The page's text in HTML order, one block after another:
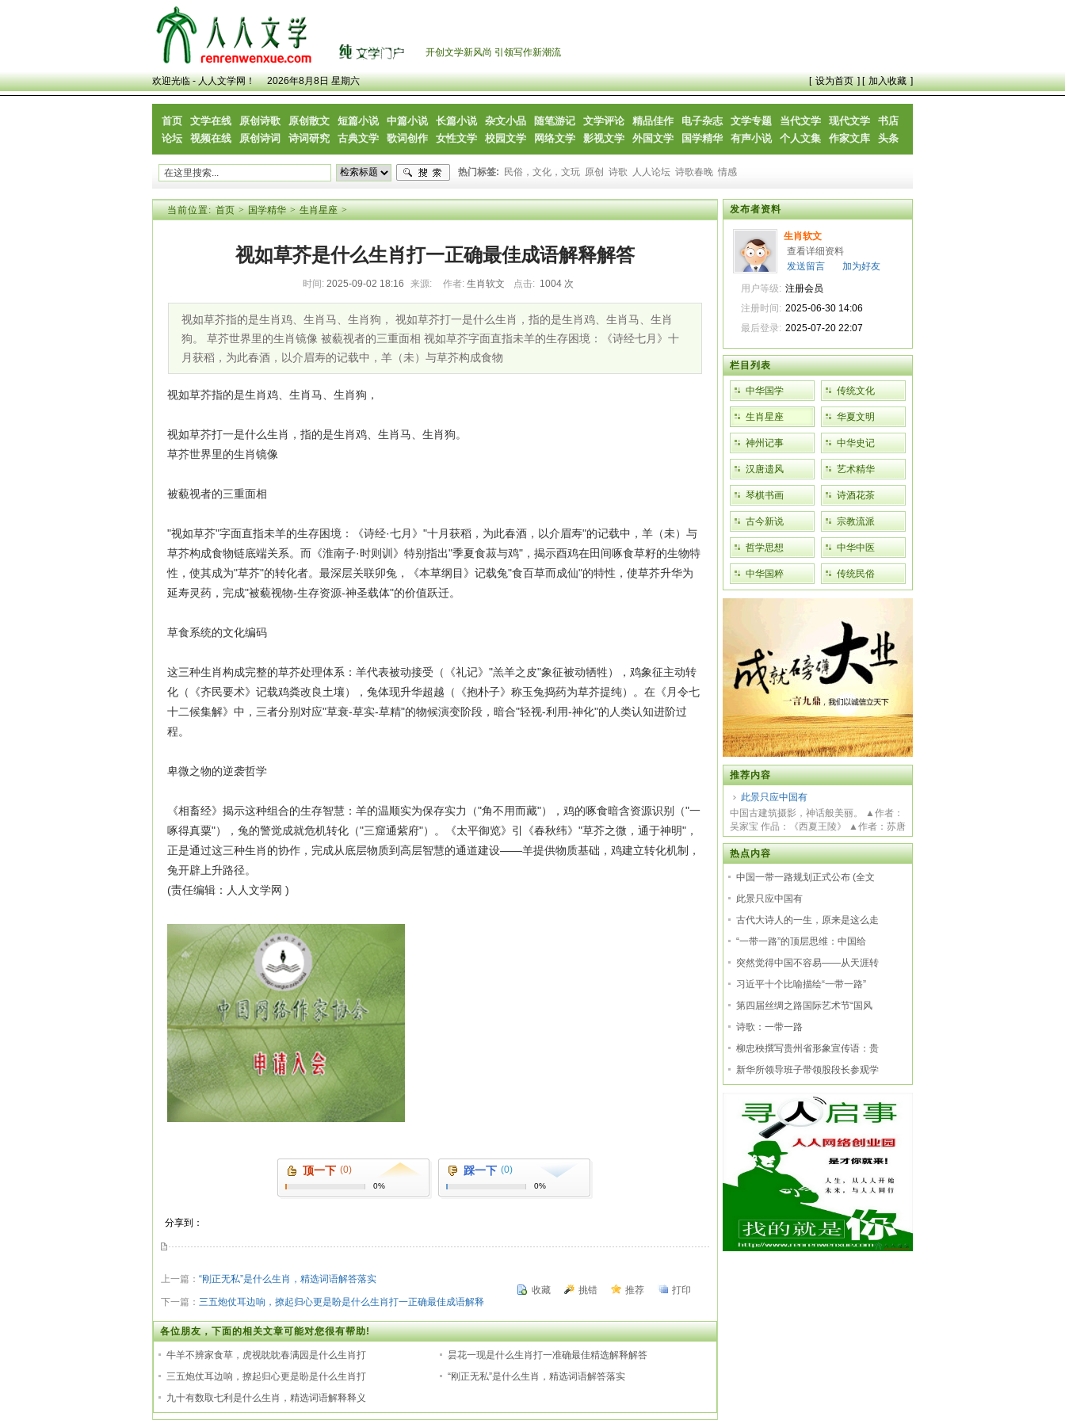
开创文学新风尚 引领写作新潮流
欢迎光临 - 人人文学网！ 2026年8月8日 星期六 [ 设为首页 ] [ 加入收藏 ]
首页 文学在线 原创诗歌 原创散文 短篇小说 中篇小说 长篇小说 杂文小品 随笔游记 文学评论 精品佳作 电子杂志 文学专题 当代文学 现代文学
书店
论坛
视频在线 原创诗词 诗词研究 古典文学 歌词创作 女性文学 校园文学 网络文学 影视文学 外国文学 国学精华 有声小说 个人文集 作家文库 头条
热门标签: 民俗，文化，文玩 原创 诗歌 人人论坛 诗歌春晚 情感
当前位置: 首页>国学精华>生肖星座>
视如草芥是什么生肖打一正确最佳成语解释解答
时间: 2025-09-02 18:16 来源: 作者: 生肖软文 点击: 1004 次
视如草芥指的是生肖鸡、生肖马、生肖狗， 视如草芥打一是什么生肖，指的是生肖鸡、生肖马、生肖
狗。 草芥世界里的生肖镜像 被藐视者的三重面相 视如草芥字面直指未羊的生存困境：《诗经七月》十
月获稻，为此春酒，以介眉寿的记载中，羊（未）与草芥构成食物
视如草芥指的是生肖鸡、生肖马、生肖狗，
视如草芥打一是什么生肖，指的是生肖鸡、生肖马、生肖狗。
草芥世界里的生肖镜像
被藐视者的三重面相
"视如草芥"字面直指未羊的生存困境：《诗经·七月》"十月获稻，为此春酒，以介眉寿"的记载中，羊（未）与
草芥构成食物链底端关系。而《淮南子·时则训》特别指出"季夏食菽与鸡"，揭示酉鸡在田间啄食草籽的生物特
性，使其成为"草芥"的转化者。最深层关联卯兔，《本草纲目》记载兔"食百草而成仙"的特性，使草芥升华为
延寿灵药，完成"被藐视物-生存资源-神圣载体"的价值跃迁。
草食系统的文化编码
这三种生肖构成完整的草芥处理体系：羊代表被动接受（《礼记》"羔羊之皮"象征被动牺牲），鸡象征主动转
化（《齐民要术》记载鸡粪改良土壤），兔体现升华超越（《抱朴子》称玉兔捣药为草芥提纯）。在《月令七
十二候集解》中，三者分别对应"草衰-草实-草精"的物候演变阶段，暗合"轻视-利用-神化"的人类认知进阶过
程。
卑微之物的逆袭哲学
《相畜经》揭示这种组合的生存智慧：羊的温顺实为保存实力（"角不用而藏"），鸡的啄食暗含资源识别（"一
啄得真粟"），兔的警觉成就危机转化（"三窟通紫府"）。《太平御览》引《春秋纬》"草芥之微，通于神明"，
正是通过这三种生肖的协作，完成从底层物质到高层智慧的通道建设——羊提供物质基础，鸡建立转化机制，
兔开辟上升路径。
(责任编辑：人人文学网 )
顶一下 (0)
0%
踩一下 (0)
0%
分享到：
上一篇： “刚正无私”是什么生肖，精选词语解答落实
下一篇： 三五炮仗耳边响，撩起归心更是盼是什么生肖打一正确最佳成语解释
收藏 挑错 推荐 打印
各位朋友，下面的相关文章可能对您很有帮助!
牛羊不辨家食草，虎视眈眈春满园是什么生肖打
昙花一现是什么生肖打一准确最佳精选解释解答
三五炮仗耳边响，撩起归心更是盼是什么生肖打
“刚正无私”是什么生肖，精选词语解答落实
九十有数取七利是什么生肖，精选词语解释释义
发布者资料
生肖软文
查看详细资料
发送留言
加为好友
用户等级: 注册会员
注册时间: 2025-06-30 14:06
最后登录: 2025-07-20 22:07
栏目列表
中华国学 传统文化
生肖星座 华夏文明
神州记事 中华史记
汉唐遗风 艺术精华
琴棋书画 诗酒花茶
古今新说 宗教流派
哲学思想 中华中医
中华国粹 传统民俗
推荐内容
此景只应中国有
中国古建筑摄影，神话般美丽。 ▲作者：
吴家宝 作品：《西夏王陵》 ▲作者：苏唐
诗 作...
热点内容
中国一带一路规划正式公布 (全文
此景只应中国有
古代大诗人的一生，原来是这么走
“一带一路”的顶层思维：中国给
突然觉得中国不容易——从天涯转
习近平十个比喻描绘“一带一路”
第四届丝绸之路国际艺术节“国风
诗歌：一带一路
柳忠秧撰写贵州省形象宣传语：贵
新华所领导班子带领股段长参观学